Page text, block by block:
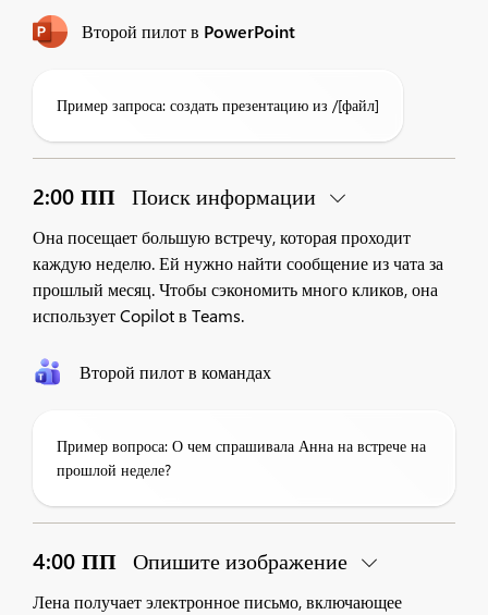
Второй пилот в PowerPoint
Пример запроса: создать презентацию из /[файл]
2:00 ПП Поиск информации
Она посещает большую встречу, которая проходит
каждую неделю. Ей нужно найти сообщение из чата за
прошлый месяц. Чтобы сэкономить много кликов, она
использует Copilot в Teams.
Второй пилот в командах
Пример вопроса: О чем спрашивала Анна на встрече на
прошлой неделе?
4:00 ПП Опишите изображение
Лена получает электронное письмо, включающее